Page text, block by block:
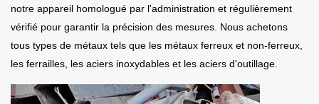
notre appareil homologué par l'administration et régulièrement
vérifié pour garantir la précision des mesures. Nous achetons
tous types de métaux tels que les métaux ferreux et non-ferreux,
les ferrailles, les aciers inoxydables et les aciers d'outillage.